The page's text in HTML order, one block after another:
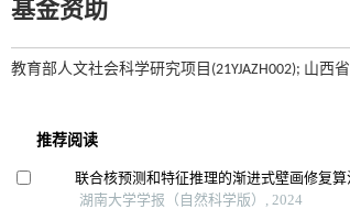
基金资助
教育部人文社会科学研究项目(21YJAZH002); 山